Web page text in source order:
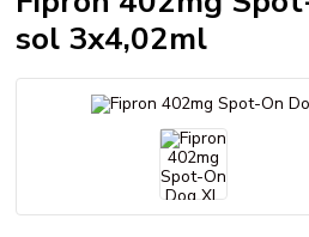
sol 3x4,02ml